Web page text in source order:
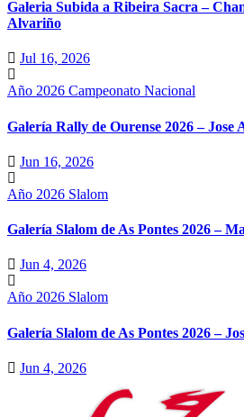
Galeria Subida a Ribeira Sacra –
Alvariño
Jul 16, 2026
Año 2026 Campeonato Nacional
Galería Rally de Ourense 2026 – Jose
Jun 16, 2026
Año 2026 Slalom
Galería Slalom de As Pontes 2026 –
Jun 4, 2026
Año 2026 Slalom
Galería Slalom de As Pontes 2026 –
Jun 4, 2026